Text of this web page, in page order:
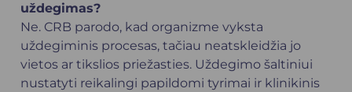
uždegimas?
Ne. CRB parodo, kad organizme vyksta
uždegiminis procesas, tačiau neatskleidžia jo
vietos ar tikslios priežasties. Uždegimo šaltiniui
nustatyti reikalingi papildomi tyrimai ir klinikinis